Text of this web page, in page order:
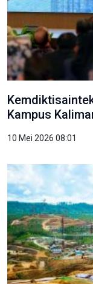
Kampus
10 Mei 2026 08:01